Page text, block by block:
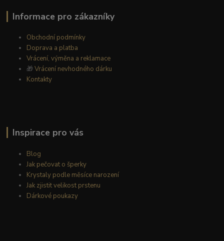
Informace pro zákazníky
Obchodní podmínky
Doprava a platba
Vrácení, výměna a reklamace
🎁Vrácení nevhodného dárku
Kontakty
Inspirace pro vás
Blog
Jak pečovat o šperky
Krystaly podle měsíce narození
Jak zjistit velikost prstenu
Dárkové poukazy